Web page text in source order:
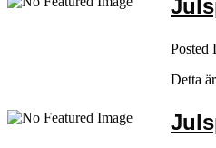
Posted
Detta